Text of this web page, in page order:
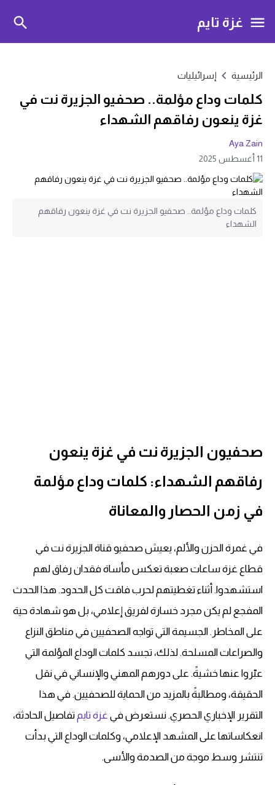
غزة تايم
الرئيسية إسرائيليات
كلمات وداع مؤلمة.. صحفيو الجزيرة نت في
غزة ينعون رفاقهم الشهداء
Aya Zain
11 أغسطس 2025
كلمات وداع مؤلمة.. صحفيو الجزيرة نت في غزة ينعون رفاقهم
الشهداء
صحفيون الجزيرة نت في غزة ينعون
رفاقهم الشهداء: كلمات وداع مؤلمة
في زمن الحصار والمعاناة
في غمرة الحزن والألم، يعيش صحفيو قناة الجزيرة نت في
قطاع غزة ساعات صعبة تعكس مأساة فقدان رفاق لهم
استشهدوا. أثناء تغطيتهم لحرب فاقت كل الحدود. هذا الحدث
المفجع لم يكن مجرد خسارة لفريق إعلامي، بل هو شهادة حية
على المخاطر. الجسيمة التي تواجه الصحفيين في مناطق النزاع
والصراعات المسلحة. لذلك، تجسد كلمات الوداع المؤلمة التي
عبّروا عنها خشيةً. على دورهم المهني والإنساني في نقل
الحقيقة، ومطالبةً بالمزيد من الحماية للصحفيين. في هذا
التقرير الإخباري الحصري. نستعرض في غزة تايم تفاصيل الحادثة،
انعكاساتها على المشهد الإعلامي، وكلمات الوداع التي بدأت
تنتشر وسط موجة من الصدمة والأسى.